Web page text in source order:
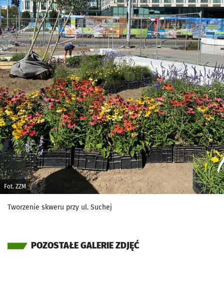
Fot. ZZM
Tworzenie skweru przy ul. Suchej
POZOSTAŁE GALERIE ZDJĘĆ